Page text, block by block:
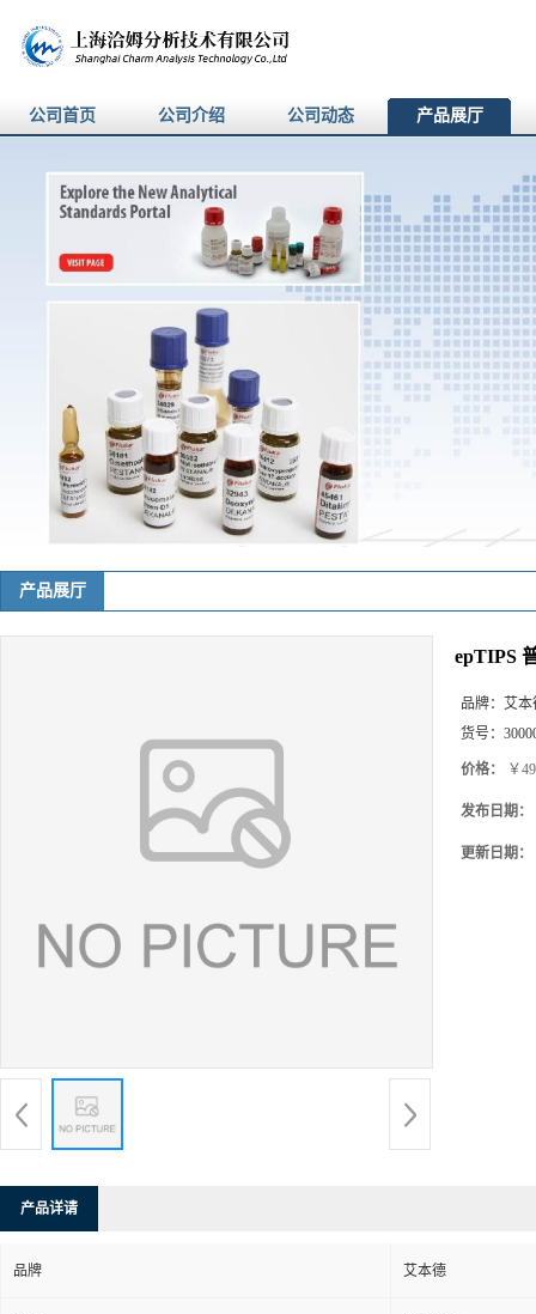
公司首页 公司介绍 公司动态 产品展厅
产品展厅
epTIPS
品牌： 艾本
货号：
价格： ￥
发布日期：
更新日期：
产品详请
品牌 艾本德